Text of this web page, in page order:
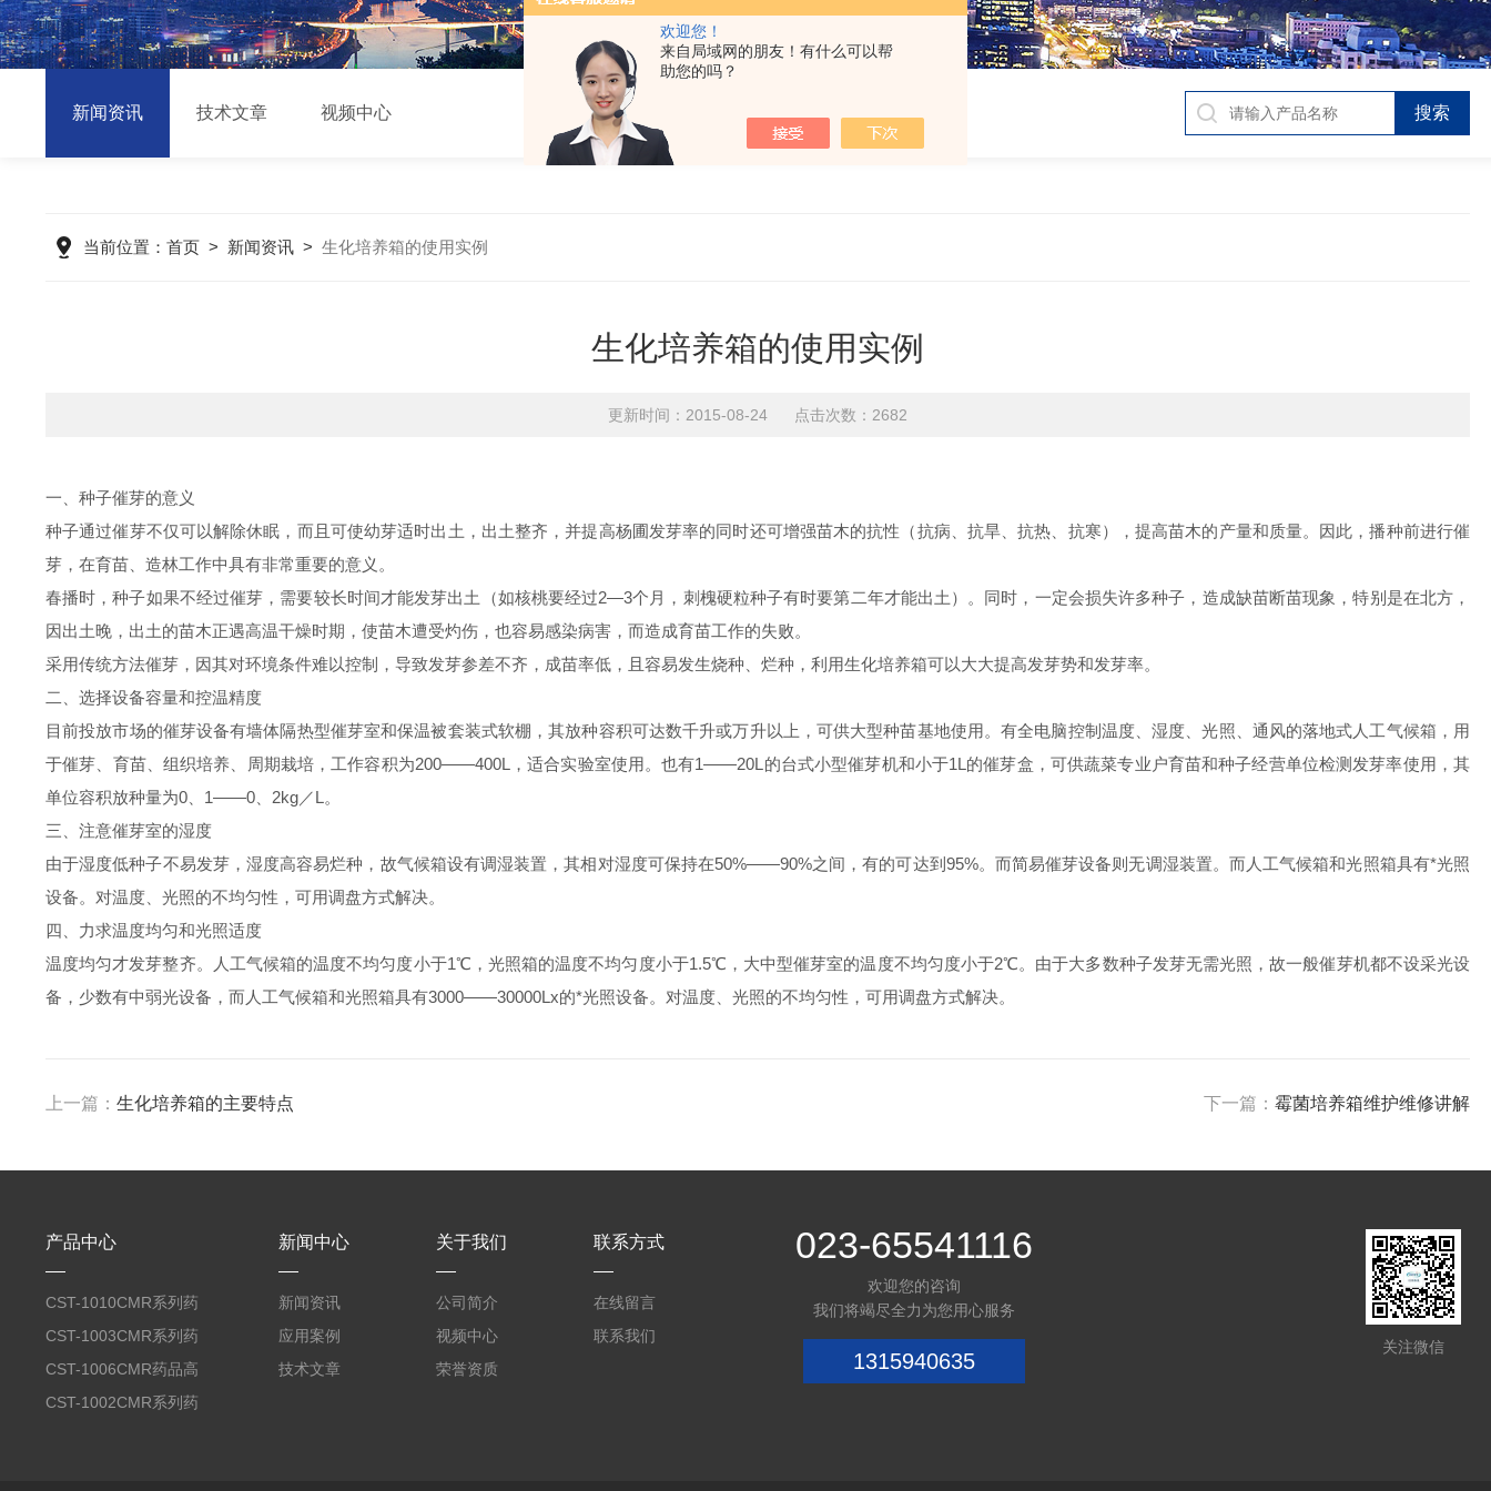
欢迎您！
来自局域网的朋友！有什么可以帮
助您的吗？
新闻资讯 技术文章 视频中心
当前位置： 首页> 新闻资讯> 生化培养箱的使用实例
生化培养箱的使用实例
更新时间：2015-08-24 点击次数：2682
一、种子催芽的意义
种子通过催芽不仅可以解除休眠，而且可使幼芽适时出土，出土整齐，并提高杨圃发芽率的同时还可增强苗木的抗性（抗病、抗旱、抗热、抗寒），提高苗木的产量和质量。因此，播种前进行催
芽，在育苗、造林工作中具有非常重要的意义。
春播时，种子如果不经过催芽，需要较长时间才能发芽出土（如核桃要经过2—3个月，刺槐硬粒种子有时要第二年才能出土）。同时，一定会损失许多种子，造成缺苗断苗现象，特别是在北方，
因出土晚，出土的苗木正遇高温干燥时期，使苗木遭受灼伤，也容易感染病害，而造成育苗工作的失败。
采用传统方法催芽，因其对环境条件难以控制，导致发芽参差不齐，成苗率低，且容易发生烧种、烂种，利用生化培养箱可以大大提高发芽势和发芽率。
二、选择设备容量和控温精度
目前投放市场的催芽设备有墙体隔热型催芽室和保温被套装式软棚，其放种容积可达数千升或万升以上，可供大型种苗基地使用。有全电脑控制温度、湿度、光照、通风的落地式人工气候箱，用
于催芽、育苗、组织培养、周期栽培，工作容积为200——400L，适合实验室使用。也有1——20L的台式小型催芽机和小于1L的催芽盒，可供蔬菜专业户育苗和种子经营单位检测发芽率使用，其
单位容积放种量为0、1——0、2kg／L。
三、注意催芽室的湿度
由于湿度低种子不易发芽，湿度高容易烂种，故气候箱设有调湿装置，其相对湿度可保持在50%——90%之间，有的可达到95%。而简易催芽设备则无调湿装置。而人工气候箱和光照箱具有*光照
设备。对温度、光照的不均匀性，可用调盘方式解决。
四、力求温度均匀和光照适度
温度均匀才发芽整齐。人工气候箱的温度不均匀度小于1℃，光照箱的温度不均匀度小于1.5℃，大中型催芽室的温度不均匀度小于2℃。由于大多数种子发芽无需光照，故一般催芽机都不设采光设
备，少数有中弱光设备，而人工气候箱和光照箱具有3000——30000Lx的*光照设备。对温度、光照的不均匀性，可用调盘方式解决。
上一篇： 生化培养箱的主要特点 下一篇：霉菌培养箱维护维修讲解
产品中心
CST-1010CMR系列药
品高温试验箱
CST-1003CMR系列药
品高温试验箱
CST-1006CMR药品高
温试验箱
CST-1002CMR系列药
新闻中心
新闻资讯
应用案例
技术文章
关于我们
公司简介
视频中心
荣誉资质
联系方式
在线留言
联系我们
023-65541116
欢迎您的咨询
我们将竭尽全力为您用心服务
1315940635
关注微信